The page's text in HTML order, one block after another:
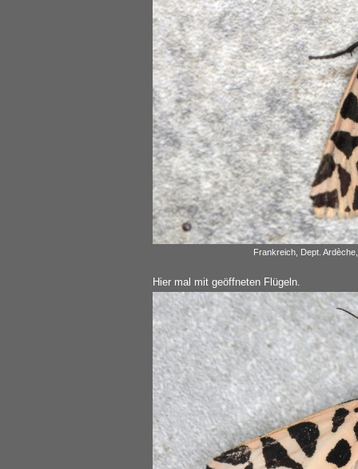
Frankreich, Dept.
Hier mal mit geöffneten Flügeln.